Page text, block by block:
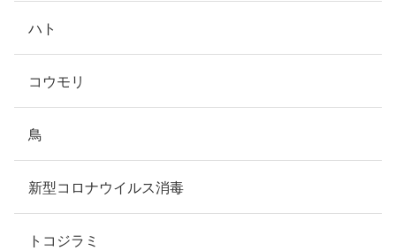
ハト
コウモリ
鳥
新型コロナウイルス消毒
トコジラミ